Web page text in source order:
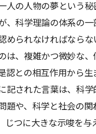
人の人物の夢という
、科学理論の体系の一
められなければならな
は、複雑かつ微妙な
認との相互作用から生
記された言葉は、科学
題や、科学と社会の関
じつに大きな示唆を与